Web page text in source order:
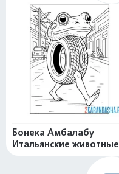
Бонека Амбалабу
Итальянские животные